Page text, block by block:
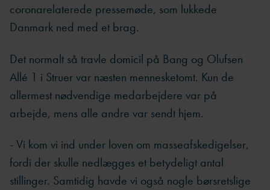
coronarelaterede pressemøde, som lukkede
Danmark ned med et brag.
Det normalt så travle domicil på Bang og Olufsen
Allé 1 i Struer var næsten mennesketomt. Kun de
allermest nødvendige medarbejdere var på
arbejde, mens alle andre var sendt hjem.
- Vi kom vi ind under loven om masseafskedigelser,
fordi der skulle nedlægges et betydeligt antal
stillinger. Samtidig havde vi også nogle børsretslige